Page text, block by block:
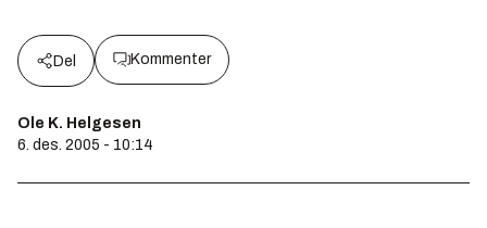
Del Kommenter
Ole K. Helgesen
6. des. 2005 - 10:14